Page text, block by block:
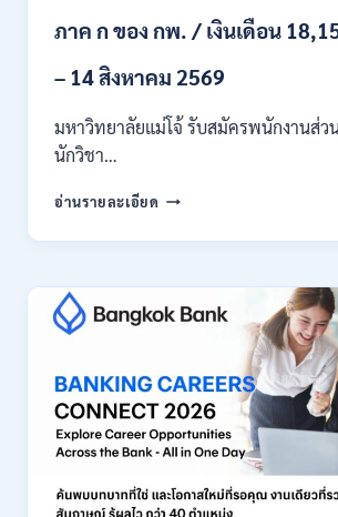
19
2569
ภาค ก ของ กพ. / เงินเดือน
– 14 สิงหาคม 2569
มหาวิทยาลัยแม่โจ้ รับสมัครพนักงานส่ว
นักวิชา…
อ่านรายละเอียด มหาวิทยาลัย
โจ้
เปิด
รับ
สมัคร
ปริญญา
ตรี
ทุก
สาขา
/
ไม่
ต้อง